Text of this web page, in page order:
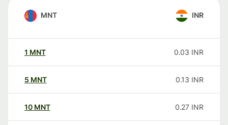
MNT INR
1 MNT 0.03 INR
5 MNT 0.13 INR
10 MNT 0.27 INR